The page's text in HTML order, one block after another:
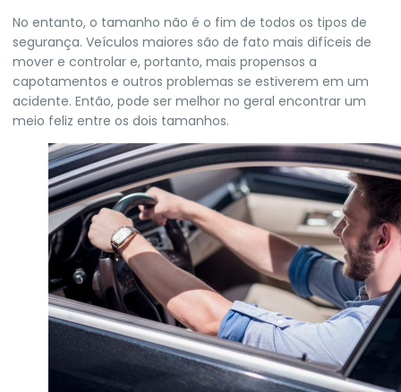
No entanto, o tamanho não é o fim de todos os tipos de
segurança. Veículos maiores são de fato mais difíceis de
mover e controlar e, portanto, mais propensos a
capotamentos e outros problemas se estiverem em um
acidente. Então, pode ser melhor no geral encontrar um
meio feliz entre os dois tamanhos.